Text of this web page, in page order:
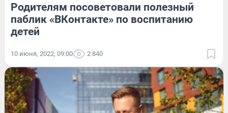
Родителям посоветовали полезный
паблик «ВКонтакте» по воспитанию
детей
10 июня, 2022, 09:00 2 840